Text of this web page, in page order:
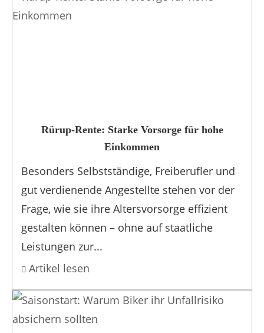
Rürup-Rente: Starke Vorsorge für hohe
Einkommen
Besonders Selbstständige, Freiberufler und
gut verdienende Angestellte stehen vor der
Frage, wie sie ihre Altersvorsorge effizient
gestalten können – ohne auf staatliche
Leistungen zur...
Artikel lesen